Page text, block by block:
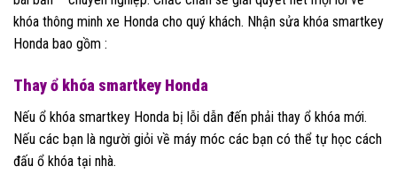
khóa thông minh xe Honda cho quý khách. Nhận sửa khóa smartkey
Honda bao gồm :
Thay ổ khóa smartkey Honda
Nếu ổ khóa smartkey Honda bị lỗi dẫn đến phải thay ổ khóa mới.
Nếu các bạn là người giỏi về máy móc các bạn có thể tự học cách
đấu ổ khóa tại nhà.